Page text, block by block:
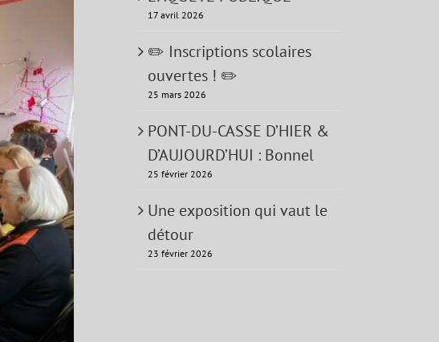
17 avril 2026
✏️ Inscriptions scolaires
ouvertes ! ✏️
25 mars 2026
PONT-DU-CASSE D’HIER &
D’AUJOURD’HUI : Bonnel
25 février 2026
Une exposition qui vaut le
détour
23 février 2026